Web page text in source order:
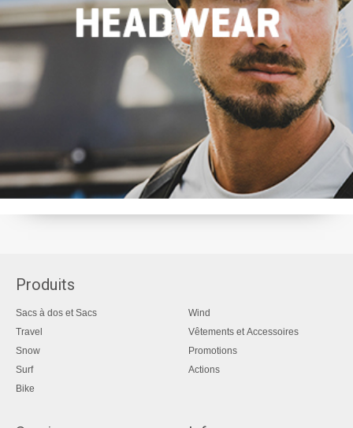
Produits
Sacs à dos et Sacs
Travel
Snow
Surf
Bike
Wind
Vêtements et Accessoires
Promotions
Actions